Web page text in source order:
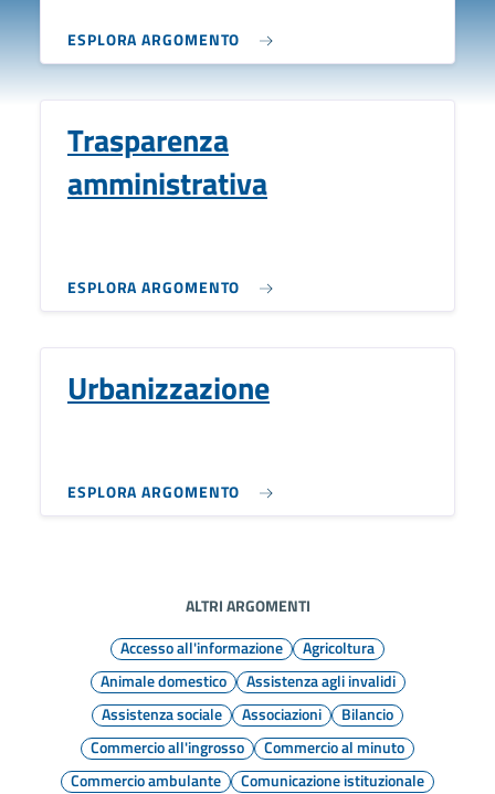
ESPLORA ARGOMENTO
Trasparenza
amministrativa
ESPLORA ARGOMENTO
Urbanizzazione
ESPLORA ARGOMENTO
ALTRI ARGOMENTI
Accesso all'informazione
Agricoltura
Animale domestico
Assistenza agli invalidi
Assistenza sociale
Associazioni
Bilancio
Commercio all'ingrosso
Commercio al minuto
Commercio ambulante
Comunicazione istituzionale